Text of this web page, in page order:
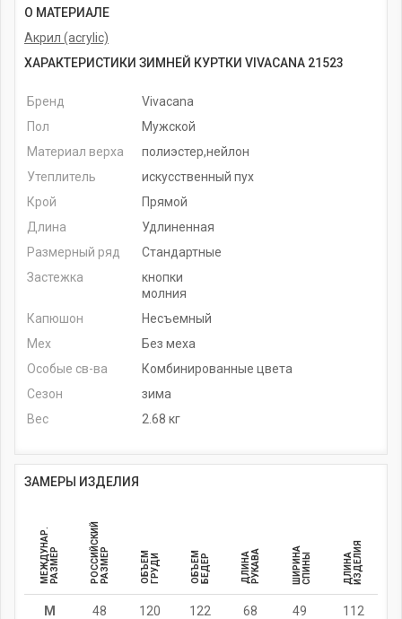
О МАТЕРИАЛЕ
Акрил (acrylic)
ХАРАКТЕРИСТИКИ ЗИМНЕЙ КУРТКИ VIVACANA 21523
Бренд
Vivacana
Пол
Мужской
Материал верха
полиэстер,нейлон
Утеплитель
искусственный пух
Крой
Прямой
Длина
Удлиненная
Размерный ряд
Стандартные
Застежка
кнопки
молния
Капюшон
Несъемный
Мех
Без меха
Особые св-ва
Комбинированные цвета
Сезон
зима
Вес
2.68 кг
ЗАМЕРЫ ИЗДЕЛИЯ
МЕЖДУНАР.РАЗМЕР РОССИЙСКИЙРАЗМЕР ОБЪЕМГРУДИ ОБЪЕМБЕДЕР ДЛИНАРУКАВА ШИРИНАСПИНЫ ДЛИНАИЗДЕЛИЯ
M 48 120 122 68 49 112